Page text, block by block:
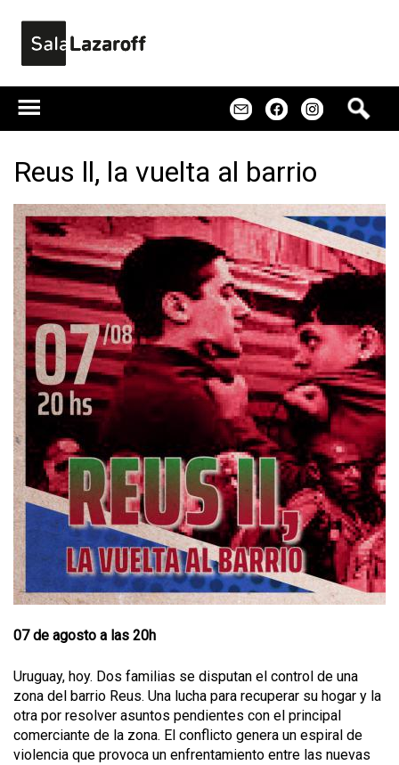
Reus ll, la vuelta al barrio
07 de agosto a las 20h
Uruguay, hoy. Dos familias se disputan el control de una
zona del barrio Reus. Una lucha para recuperar su hogar y la
otra por resolver asuntos pendientes con el principal
comerciante de la zona. El conflicto genera un espiral de
violencia que provoca un enfrentamiento entre las nuevas
s